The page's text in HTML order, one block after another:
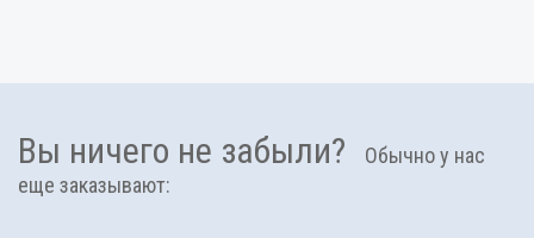
Вы ничего не забыли?
Обычно у нас
еще заказывают: